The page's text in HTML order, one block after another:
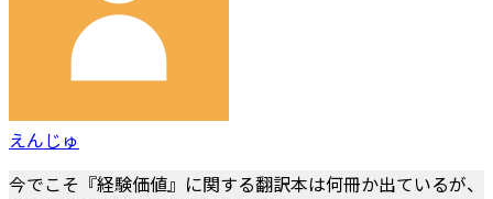
えんじゅ
今でこそ『経験価値』に関する翻訳本は何冊か出ているが、